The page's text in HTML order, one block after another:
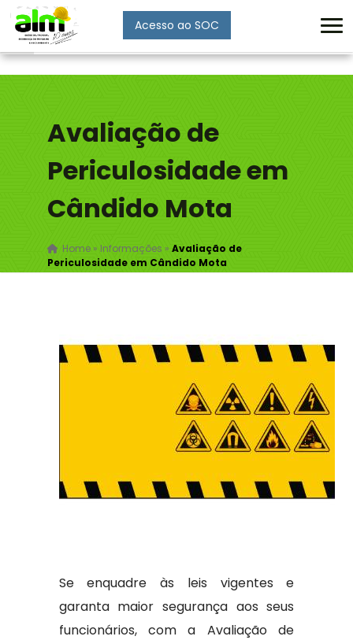
Acesso ao SOC
Avaliação de
Periculosidade em
Cândido Mota
Home» Informações » Avaliação de
Periculosidade em Cândido Mota
Se enquadre às leis vigentes e
garanta maior segurança aos seus
funcionários, com a Avaliação de
Enviar